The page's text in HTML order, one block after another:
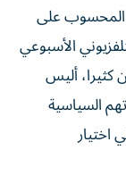
المحسوب على
الأسبوعي
أليس
السياسية
اختيار